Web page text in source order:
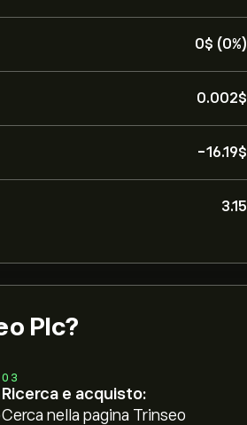
0‎$‎ (0%)
0.002‎$‎
-16.19‎$‎
3.15
Plc?
03
Ricerca e acquisto:
Cerca nella pagina Trinseo